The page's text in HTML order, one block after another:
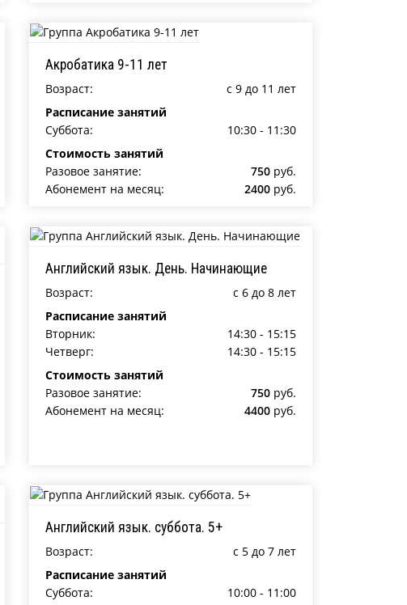
Акробатика 9-11 лет
Возраст:
c 9 до 11 лет
Расписание занятий
Суббота:
10:30 - 11:30
Стоимость занятий
Разовое занятие:
750 руб.
Абонемент на месяц:
2400 руб.
Английский язык. День. Начинающие
Возраст:
c 6 до 8 лет
Расписание занятий
Вторник:
14:30 - 15:15
Четверг:
14:30 - 15:15
Стоимость занятий
Разовое занятие:
750 руб.
Абонемент на месяц:
4400 руб.
Английский язык. суббота. 5+
Возраст:
c 5 до 7 лет
Расписание занятий
Суббота:
10:00 - 11:00